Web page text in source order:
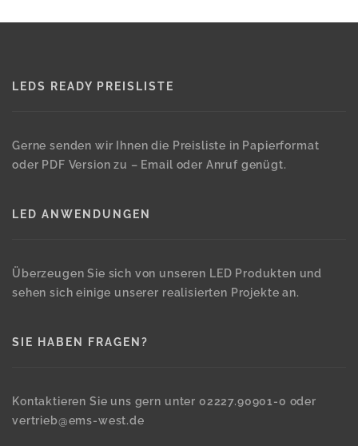
LEDS READY PREISLISTE
Gerne senden wir Ihnen die Preisliste in Papierformat
oder PDF Version zu – Email oder Anruf genügt.
LED ANWENDUNGEN
Überzeugen Sie sich von unseren LED Produkten und
sehen sich einige unserer realisierten Projekte an.
SIE HABEN FRAGEN?
Kontaktieren Sie uns gern unter 02227.90901-0 oder
vertrieb@ems-west.de